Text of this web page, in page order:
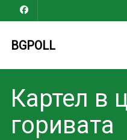
BGPOLL
Картел в
горивата